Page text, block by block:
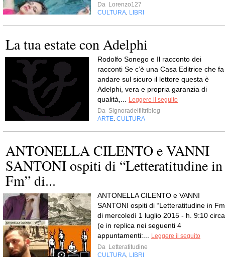
Da Lorenzo127
CULTURA LIBRI
La tua estate con Adelphi
Rodolfo Sonego e Il racconto dei
racconti Se c’è una Casa Editrice che fa
andare sul sicuro il lettore questa è
Adelphi, vera e propria garanzia di
qualità,...
Leggere il seguito
Da Signoradeifiltriblog
ARTE CULTURA
ANTONELLA CILENTO e VANNI
SANTONI ospiti di “Letteratitudine in
Fm” di...
ANTONELLA CILENTO e VANNI
SANTONI ospiti di “Letteratitudine in
di mercoledì 1 luglio 2015 - h. 9:10 circa
(e in replica nei seguenti 4
appuntamenti:...
Leggere il seguito
Da Letteratitudine
CULTURA LIBRI